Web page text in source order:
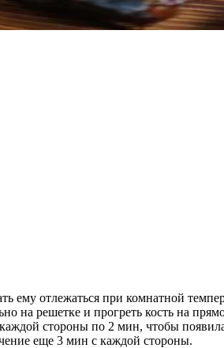
ему отлежаться при комнатной
на решетке и прогреть кость на
стороны по 2 мин, чтобы
еще 3 мин с каждой стороны.